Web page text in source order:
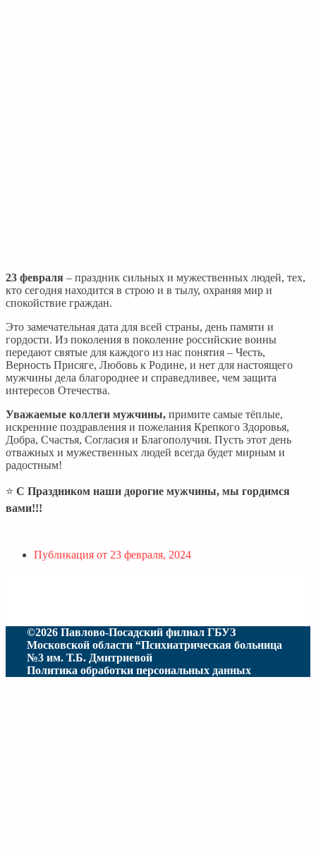
23 февраля – праздник сильных и мужественных людей, тех,
кто сегодня находится в строю и в тылу, охраняя мир и
спокойствие граждан.
Это замечательная дата для всей страны, день памяти и
гордости. Из поколения в поколение российские воины
передают святые для каждого из нас понятия – Честь,
Верность Присяге, Любовь к Родине, и нет для настоящего
мужчины дела благороднее и справедливее, чем защита
интересов Отечества.
Уважаемые коллеги мужчины, примите самые тёплые,
искренние поздравления и пожелания Крепкого Здоровья,
Добра, Счастья, Согласия и Благополучия. Пусть этот день
отважных и мужественных людей всегда будет мирным и
радостным!
⭐️ С Праздником наши дорогие мужчины, мы гордимся
вами!!!
Публикация от 23 февраля, 2024
©2026 Павлово-Посадский филиал ГБУЗ
Московской области “Психиатрическая больница
№3 им. Т.Б. Дмитриевой
Политика обработки персональных данных